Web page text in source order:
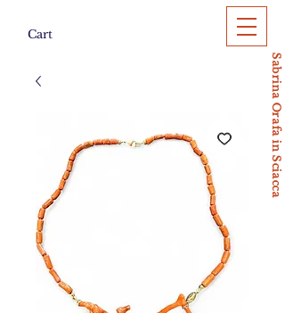
Cart
Sabrina Orafa in Sciacca